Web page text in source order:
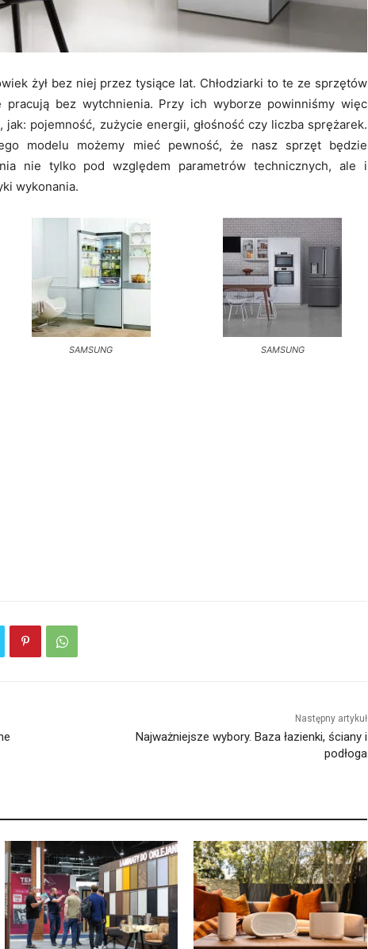
żył bez niej przez tysiące lat. Chłodziarki to te ze sprzętów
pracują bez wytchnienia. Przy ich wyborze powinniśmy więc
pojemność, zużycie energii, głośność czy liczba sprężarek.
modelu możemy mieć pewność, że nasz sprzęt będzie
nie tylko pod względem parametrów technicznych, ale i
wykonania.
SAMSUNG SAMSUNG
Następny artykuł
Najważniejsze wybory. Baza łazienki, ściany i
podłoga